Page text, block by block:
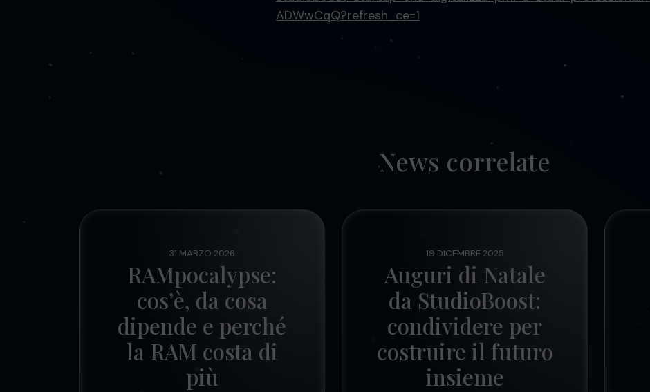
ADWwCqQ?refresh_ce=1
News correlate
31 MARZO 2026
RAMpocalypse:
cos’è, da cosa
dipende e perché
la RAM costa di
più
19 DICEMBRE 2025
Auguri di Natale
da StudioBoost:
condividere per
costruire il futuro
insieme